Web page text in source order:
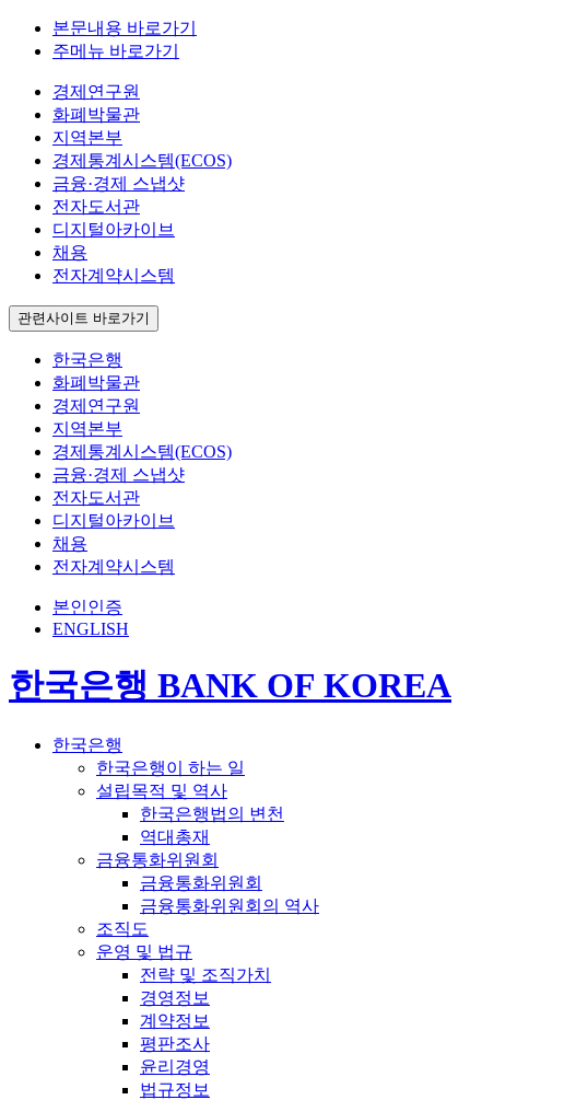
본문내용 바로가기
주메뉴 바로가기
경제연구원
화폐박물관
지역본부
경제통계시스템(ECOS)
금융·경제 스냅샷
전자도서관
디지털아카이브
채용
전자계약시스템
관련사이트 바로가기
한국은행
화폐박물관
경제연구원
지역본부
경제통계시스템(ECOS)
금융·경제 스냅샷
전자도서관
디지털아카이브
채용
전자계약시스템
본인인증
ENGLISH
한국은행 BANK OF KOREA
한국은행
한국은행이 하는 일
설립목적 및 역사
한국은행법의 변천
역대총재
금융통화위원회
금융통화위원회
금융통화위원회의 역사
조직도
운영 및 법규
전략 및 조직가치
경영정보
계약정보
평판조사
윤리경영
법규정보